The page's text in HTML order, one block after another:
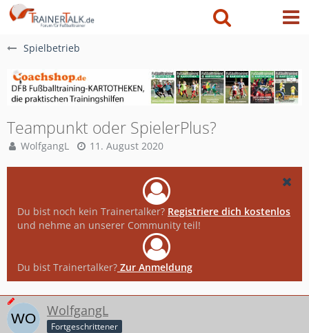
Spielbetrieb
Teampunkt oder SpielerPlus?
WolfgangL 11. August 2020
Du bist noch kein Trainertalker? Registriere dich kostenlos
und nehme an unserer Community teil!
Du bist Trainertalker? Zur Anmeldung
WolfgangL
Fortgeschrittener